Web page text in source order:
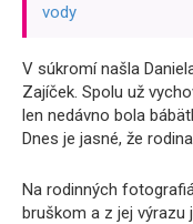
vody
V súkromí našla
Zajíček. Spolu už
len nedávno bola
Dnes je jasné, že
Na rodinných
bruškom a z jej výrazu